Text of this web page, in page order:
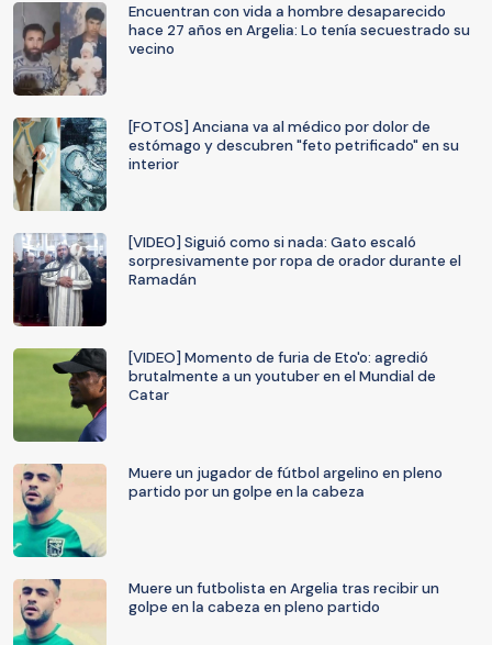
Encuentran con vida a hombre desaparecido
hace 27 años en Argelia: Lo tenía secuestrado su
vecino
[FOTOS] Anciana va al médico por dolor de
estómago y descubren "feto petrificado" en su
interior
[VIDEO] Siguió como si nada: Gato escaló
sorpresivamente por ropa de orador durante el
Ramadán
[VIDEO] Momento de furia de Eto'o: agredió
brutalmente a un youtuber en el Mundial de
Catar
Muere un jugador de fútbol argelino en pleno
partido por un golpe en la cabeza
Muere un futbolista en Argelia tras recibir un
golpe en la cabeza en pleno partido